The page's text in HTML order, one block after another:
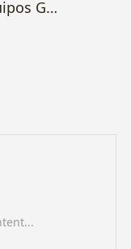
varios - Bizkaia